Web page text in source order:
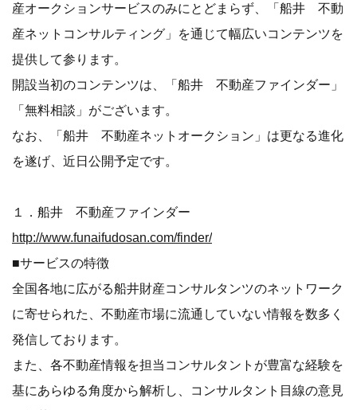
産オークションサービスのみにとどまらず、「船井 不動
産ネットコンサルティング」を通じて幅広いコンテンツを
提供して参ります。
開設当初のコンテンツは、「船井 不動産ファインダー」
「無料相談」がございます。
なお、「船井 不動産ネットオークション」は更なる進化
を遂げ、近日公開予定です。
１．船井 不動産ファインダー
http://www.funaifudosan.com/finder/
■サービスの特徴
全国各地に広がる船井財産コンサルタンツのネットワーク
に寄せられた、不動産市場に流通していない情報を数多く
発信しております。
また、各不動産情報を担当コンサルタントが豊富な経験を
基にあらゆる角度から解析し、コンサルタント目線の意見